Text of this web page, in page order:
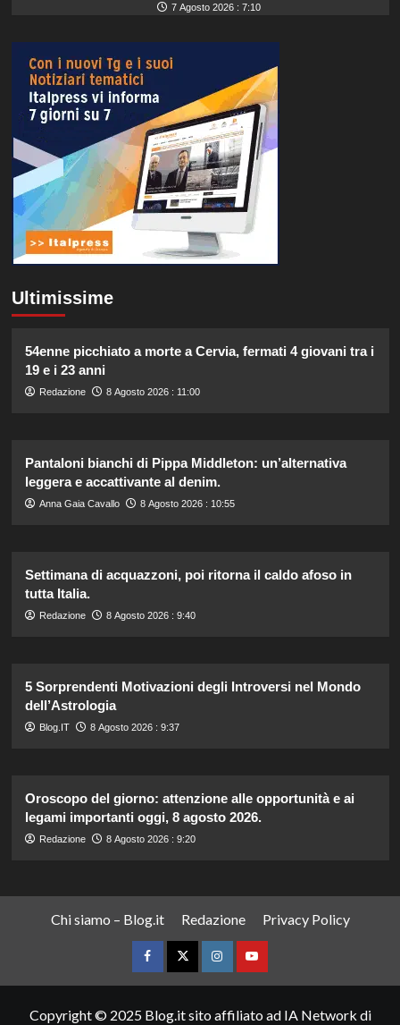
7 Agosto 2026 : 7:10
Ultimissime
54enne picchiato a morte a Cervia, fermati 4 giovani tra i
19 e i 23 anni
Redazione 8 Agosto 2026 : 11:00
Pantaloni bianchi di Pippa Middleton: un’alternativa
leggera e accattivante al denim.
Anna Gaia Cavallo 8 Agosto 2026 : 10:55
Settimana di acquazzoni, poi ritorna il caldo afoso in
tutta Italia.
Redazione 8 Agosto 2026 : 9:40
5 Sorprendenti Motivazioni degli Introversi nel Mondo
dell’Astrologia
Blog.IT 8 Agosto 2026 : 9:37
Oroscopo del giorno: attenzione alle opportunità e ai
legami importanti oggi, 8 agosto 2026.
Redazione 8 Agosto 2026 : 9:20
Chi siamo – Blog.it Redazione Privacy Policy
FacebookTwitterInstagramYouTube
Copyright © 2025 Blog.it sito affiliato ad IA Network di